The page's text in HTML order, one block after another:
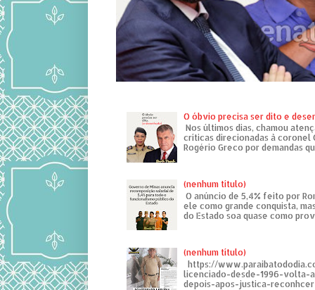
O óbvio precisa ser dito e
Nos últimos dias, chamou
críticas direcionadas à coronel
Rogério Greco por demandas
(nenhum título)
O anúncio de 5,4% feito por
ele como grande conquista,
do Estado soa quase como
(nenhum título)
https://
licenciado-desde-1996-volta-
depois-apos-justica-